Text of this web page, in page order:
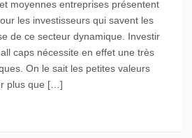
moyennes entreprises présentent
les investisseurs qui savent les
de ce secteur dynamique. Investir
caps nécessite en effet une très
On le sait les petites valeurs
plus que […]